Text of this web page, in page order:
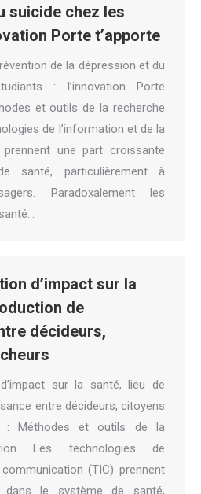
suicide chez les
Porte t’apporte
de la dépression et du
: l’innovation Porte
et outils de la recherche
de l’information et de la
une part croissante
santé, particulièrement à
Paradoxalement les
d’impact sur la
de
décideurs,
sur la santé, lieu de
entre décideurs, citoyens
: Méthodes et outils de la
Les technologies de
(TIC) prennent
le système de santé,